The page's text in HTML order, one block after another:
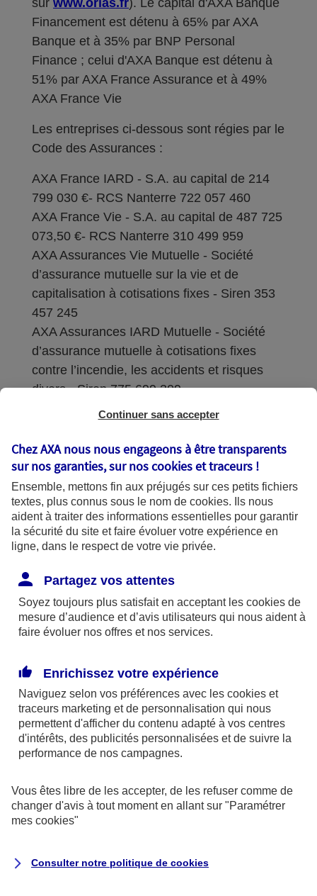
sur www.orias.fr). Le capital d'AXA Banque
Financement est détenu à 65% par AXA
Banque et à 35% par BNP Personal
Finance ; celui d'AXA Banque est détenu à
51% par AXA France Assurance et à 49%
AXA France Vie
Les entreprises ci-dessous sont régies par le
Code des Assurances :
AXA France IARD - S.A. au capital de 214
799 030 €- RCS Nanterre 722 057 460
AXA France Vie - S.A. au capital de 487 725
073,50 €- RCS Nanterre 310 499 959
AXA Assurances Vie Mutuelle - Société
d’assurance mutuelle sur la vie et de
capitalisation à cotisations fixes - Siren 353
457 245
AXA Assurances IARD Mutuelle - Société
d’assurance mutuelle à cotisations fixes
contre l’incendie, les accidents et risques
divers - Siren 775 699 309
Sièges sociaux : 313 Terrasses de l’Arche –
Coordonnées de l'Autorité de contrôle
prudentiel et de résolution (ACPR) : - 4
Place de Budapest - CS 92459 - 75436
Paris Cedex 09. Le détail des procédures de
recours et de réclamation et les
disponibles sur le site axa.fr.
AXA France IARD et AXA France Vie sont
mandataires exclusifs en opérations de
246 et n°13 005 764 (consultable
surwww.orias.fr)
AXA Assistance France Assurances,
S.A au capital de 51 429 430,40 €,
Siège social :
8-10, rue Paul Vaillant Couturier
Continuer sans accepter
Chez AXA nous nous engageons à être transparents
sur nos garanties, sur noscookies et traceurs !
Ensemble, mettons fin aux préjugés sur ces petits fichiers
textes, plus connus sous le nom de cookies. Ils nous
aident à traiter des informations essentielles pour garantir
la sécurité du site et faire évoluer votre expérience en
ligne, dans le respect de votre vie privée.
Partagez vos attentes
Soyez toujours plus satisfait en acceptant les cookies de
mesure d’audience et d’avis utilisateurs qui nous aident à
faire évoluer nos offres et nos services.
Enrichissez votre expérience
Naviguez selon vos préférences avec les cookies et
traceurs marketing et de personnalisation qui nous
permettent d'afficher du contenu adapté à vos centres
d'intérêts, des publicités personnalisées et de suivre la
performance de nos campagnes.
Vous êtes libre de les accepter, de les refuser comme de
changer d'avis à tout moment en allant sur "Paramétrer
mes cookies"
Consulter notre politique de cookies